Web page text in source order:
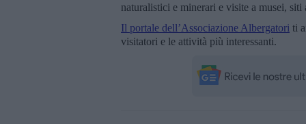
naturalistici e minerari e visite a musei,
Il portale dell’Associazione Albergatori ti
visitatori e le attività più interessanti.